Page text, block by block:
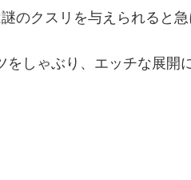
のクスリを与えられると急
をしゃぶり、エッチな展